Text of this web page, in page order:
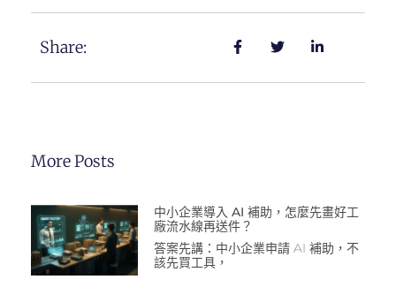
Share:
More Posts
中小企業導入 AI 補助，怎麼先畫好工
廠流水線再送件？
答案先講：中小企業申請 AI 補助，不
該先買工具，